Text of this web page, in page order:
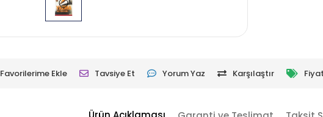
Favorilerime Ekle Tavsiye Et Yorum Yaz Karşılaştır